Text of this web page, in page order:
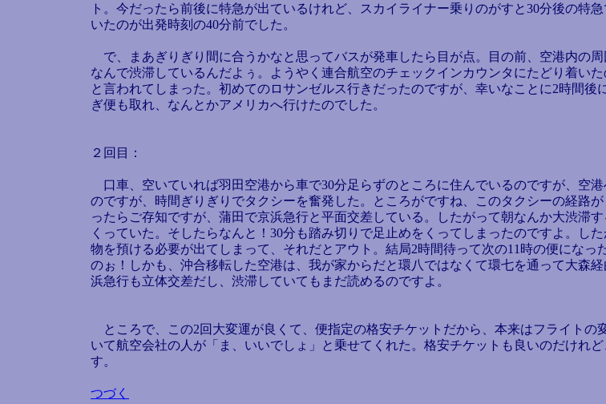
ト。今だったら前後に特急が出ているけれど、スカイライナー乗りのがすと30分後の特
いたのが出発時刻の40分前でした。
で、まあぎりぎり間に合うかなと思ってバスが発車したら目が点。目の前、空港内の
なんで渋滞しているんだよぅ。ようやく連合航空のチェックインカウンタにたどり着い
と言われてしまった。初めてのロサンゼルス行きだったのですが、幸いなことに2時間
ぎ便も取れ、なんとかアメリカへ行けたのでした。
２回目：
口車、空いていれば羽田空港から車で30分足らずのところに住んでいるのですが、空
のですが、時間ぎりぎりでタクシーを奮発した。ところがですね、このタクシーの経路
ったらご存知ですが、蒲田で京浜急行と平面交差している。したがって朝なんか大渋滞
くっていた。そしたらなんと！30分も踏み切りで足止めをくってしまったのですよ。し
物を預ける必要が出てしまって、それだとアウト。結局2時間待って次の11時の便にな
のぉ！しかも、沖合移転した空港は、我が家からだと環八ではなくて環七を通って大森
浜急行も立体交差だし、渋滞していてもまだ読めるのですよ。
ところで、この2回大変運が良くて、便指定の格安チケットだから、本来はフライトの
いて航空会社の人が「ま、いいでしょ」と乗せてくれた。格安チケットも良いのだけれ
す。
つづく